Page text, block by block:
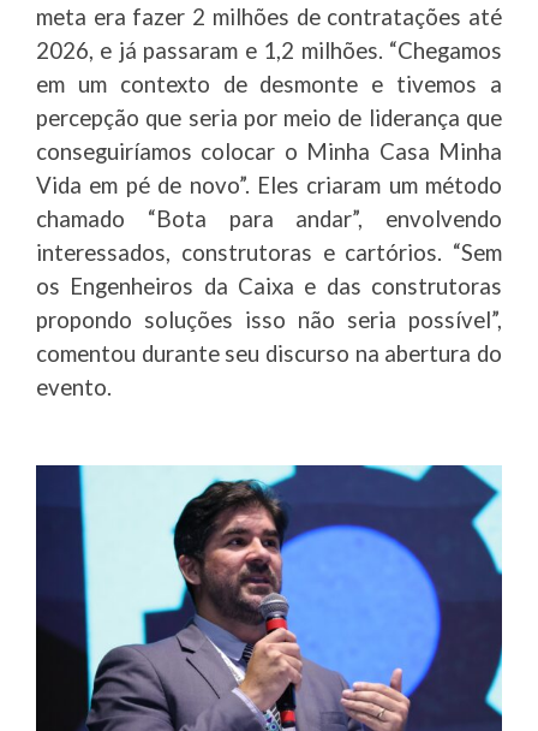
meta era fazer 2 milhões de contratações até
2026, e já passaram e 1,2 milhões. “Chegamos
em um contexto de desmonte e tivemos a
percepção que seria por meio de liderança que
conseguiríamos colocar o Minha Casa Minha
Vida em pé de novo”. Eles criaram um método
chamado “Bota para andar”, envolvendo
interessados, construtoras e cartórios. “Sem
os Engenheiros da Caixa e das construtoras
propondo soluções isso não seria possível”,
comentou durante seu discurso na abertura do
evento.